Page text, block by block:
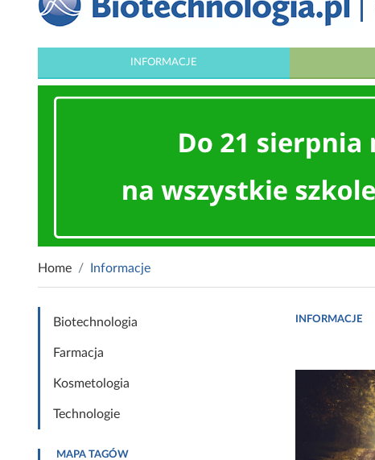
INFORMACJE
Home Informacje
Biotechnologia
Farmacja
Kosmetologia
Technologie
MAPA TAGÓW
INFORMACJE